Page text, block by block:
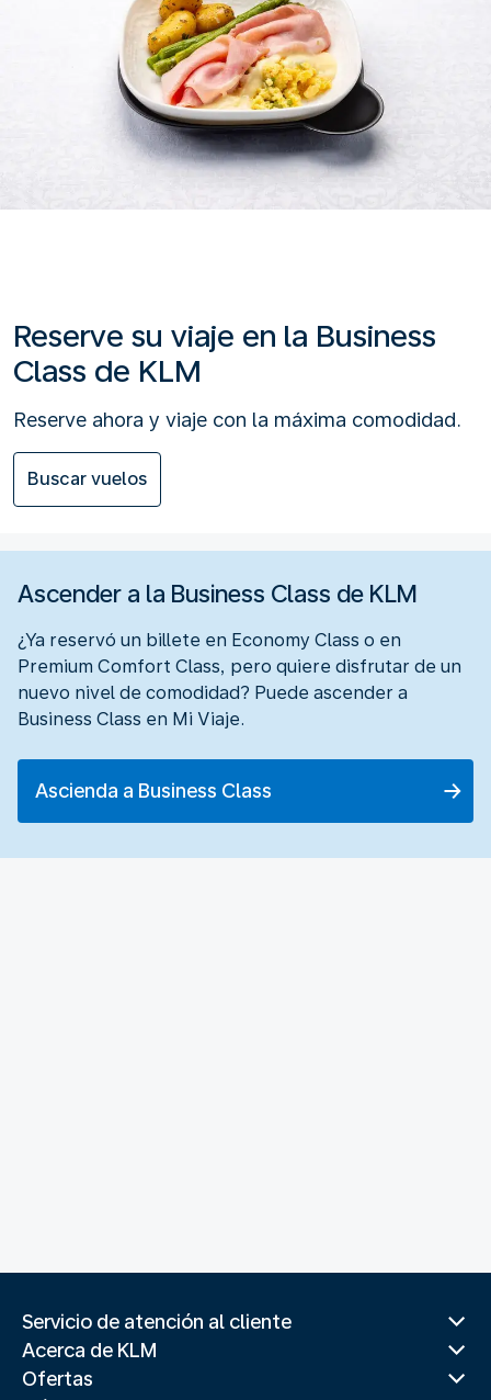
Reserve su viaje en la Business
Class de KLM
Reserve ahora y viaje con la máxima comodidad.
Buscar vuelos
Ascender a la Business Class de KLM
¿Ya reservó un billete en Economy Class o en
Premium Comfort Class, pero quiere disfrutar de un
nuevo nivel de comodidad? Puede ascender a
Business Class en Mi Viaje.
Ascienda a Business Class
Servicio de atención al cliente
Acerca de KLM
Ofertas